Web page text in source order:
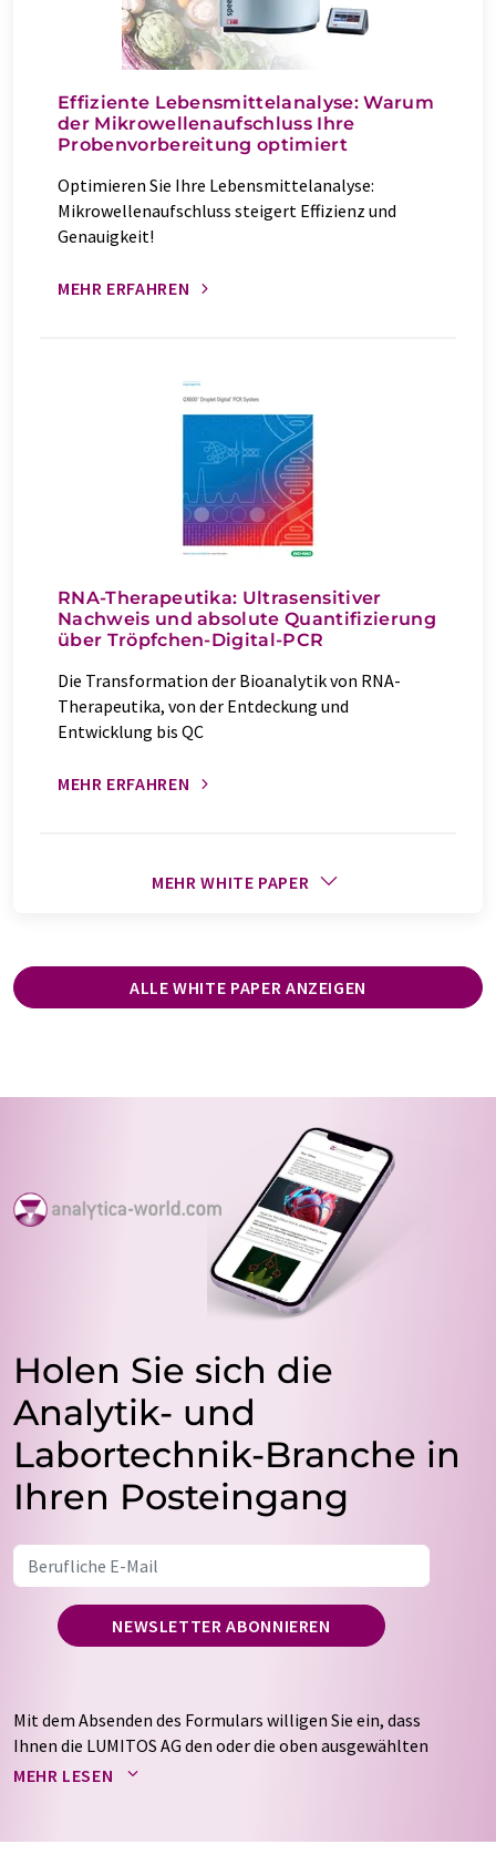
Effiziente Lebensmittelanalyse: Warum
der Mikrowellenaufschluss Ihre
Probenvorbereitung optimiert
Optimieren Sie Ihre Lebensmittelanalyse:
Mikrowellenaufschluss steigert Effizienz und
Genauigkeit!
MEHR ERFAHREN
RNA-Therapeutika: Ultrasensitiver
Nachweis und absolute Quantifizierung
über Tröpfchen-Digital-PCR
Die Transformation der Bioanalytik von RNA-
Therapeutika, von der Entdeckung und
Entwicklung bis QC
MEHR ERFAHREN
MEHR WHITE PAPER
ALLE WHITE PAPER ANZEIGEN
Holen Sie sich die
Analytik- und
Labortechnik-Branche in
Ihren Posteingang
NEWSLETTER ABONNIEREN
Mit dem Absenden des Formulars willigen Sie ein, dass
Ihnen die LUMITOS AG den oder die oben ausgewählten
Newsletter per E-Mail zusendet. Ihre Daten werden
auf Basis unsererDatenschutzerklärung. LUMITOS darf
MEHR LESEN